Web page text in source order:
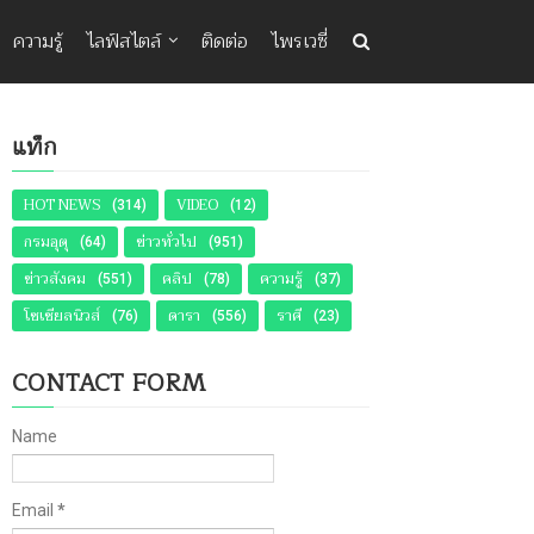
ความรู้ ไลฟ์สไตล์ ติดต่อ ไพรเวซี่
แท็ก
HOT NEWS (314) VIDEO (12)
กรมอุตุ (64) ข่าวทั่วไป (951)
ข่าวสังคม (551) คลิป (78) ความรู้ (37)
โซเชียลนิวส์ (76) ดารา (556) ราศี (23)
CONTACT FORM
Name
Email *